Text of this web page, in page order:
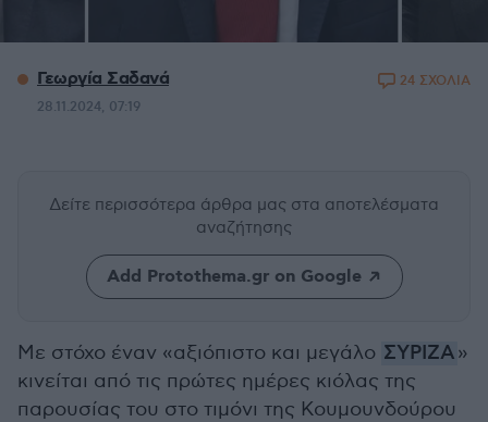
Γεωργία Σαδανά
28.11.2024, 07:19
24 ΣΧΟΛΙΑ
Δείτε περισσότερα άρθρα μας στα αποτελέσματα
αναζήτησης
Add Protothema.gr on Google
Με στόχο έναν «αξιόπιστο και μεγάλο ΣΥΡΙΖΑ»
κινείται από τις πρώτες ημέρες κιόλας της
παρουσίας του στο τιμόνι της Κουμουνδούρου